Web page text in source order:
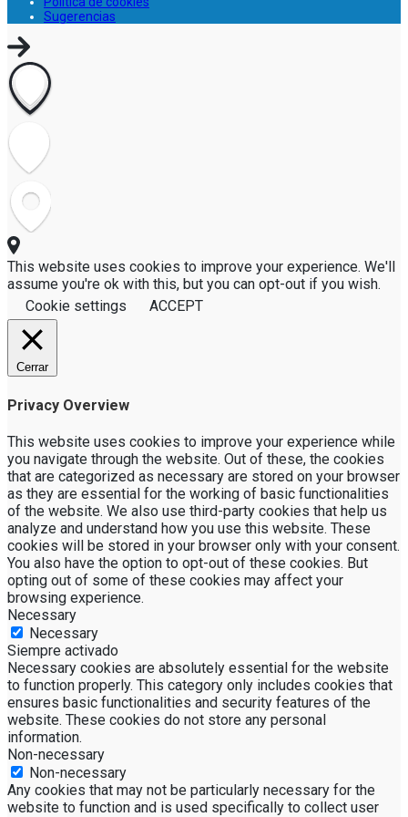
Sugerencias
This website uses cookies to improve your experience. We'll
assume you're ok with this, but you can opt-out if you wish.
Cookie settings
ACCEPT
Cerrar
Privacy Overview
This website uses cookies to improve your experience while
you navigate through the website. Out of these, the cookies
that are categorized as necessary are stored on your browser
as they are essential for the working of basic functionalities
of the website. We also use third-party cookies that help us
analyze and understand how you use this website. These
cookies will be stored in your browser only with your consent.
You also have the option to opt-out of these cookies. But
opting out of some of these cookies may affect your
browsing experience.
Necessary
Necessary
Siempre activado
Necessary cookies are absolutely essential for the website
to function properly. This category only includes cookies that
ensures basic functionalities and security features of the
website. These cookies do not store any personal
information.
Non-necessary
Non-necessary
Any cookies that may not be particularly necessary for the
website to function and is used specifically to collect user